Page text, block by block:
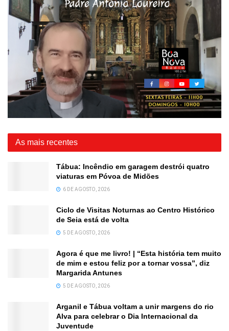
As mais recentes
Tábua: Incêndio em garagem destrói quatro
viaturas em Póvoa de Midões
6 DE AGOSTO, 2026
Ciclo de Visitas Noturnas ao Centro Histórico
de Seia está de volta
5 DE AGOSTO, 2026
Agora é que me livro! | “Esta história tem muito
de mim e estou feliz por a tornar vossa”, diz
Margarida Antunes
5 DE AGOSTO, 2026
Arganil e Tábua voltam a unir margens do rio
Alva para celebrar o Dia Internacional da
Juventude